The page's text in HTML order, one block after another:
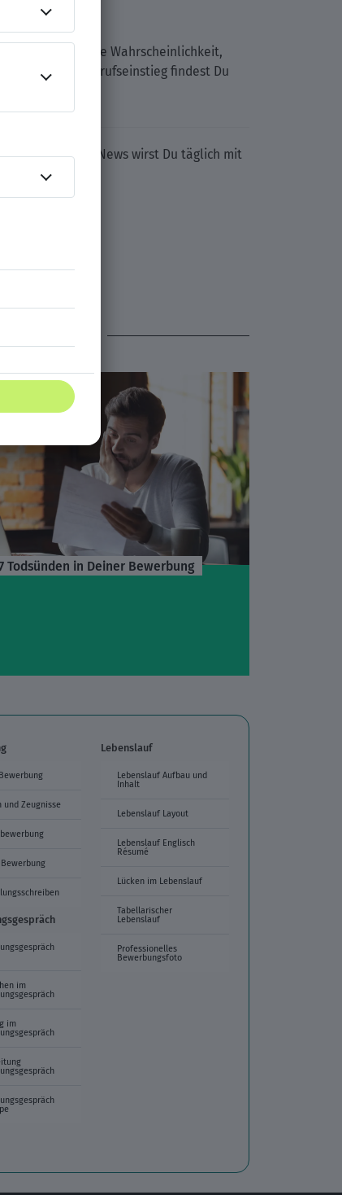
erhöhst auch die Wahrscheinlichkeit,
und den Berufseinstieg findest Du
von XING News wirst Du täglich mit
Todsünden in Deiner Bewerbung
und Zeugnisse
im
im
Lebenslauf
Lebenslauf Aufbau und
Inhalt
Lebenslauf Layout
Lebenslauf Englisch
Résumé
Lücken im Lebenslauf
Tabellarischer
Lebenslauf
Professionelles
Bewerbungsfoto